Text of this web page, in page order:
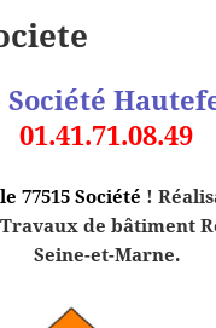
Société
01.41.71.08.49
77515 Société !
de bâtiment
Seine-et-Marne.